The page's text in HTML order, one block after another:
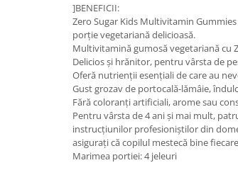
]BENEFICII:
Zero Sugar Kids Multivitamin
porție vegetariană delicioasă.
Multivitamină gumosă vegetariană cu
Delicios și hrănitor, pentru vârsta de
Oferă nutrienții esențiali de care au
Gust grozav de portocală-lămâie,
Fără coloranți artificiali, arome sau
Pentru vârsta de 4 ani și mai mult,
instrucțiunilor profesioniștilor din
asigurați că copilul mestecă bine
Marimea portiei: 4 jeleuri